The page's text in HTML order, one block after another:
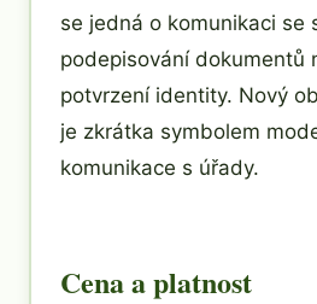
se jedná o komunikaci se
podepisování dokumentů
potvrzení identity. Nový
je zkrátka symbolem
komunikace s úřady.
Cena a platnost